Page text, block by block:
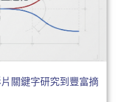
關鍵字研究到豐富摘